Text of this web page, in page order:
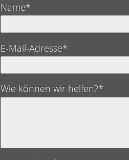
Name*
E-Mail-Adresse*
Wie können wir helfen?*